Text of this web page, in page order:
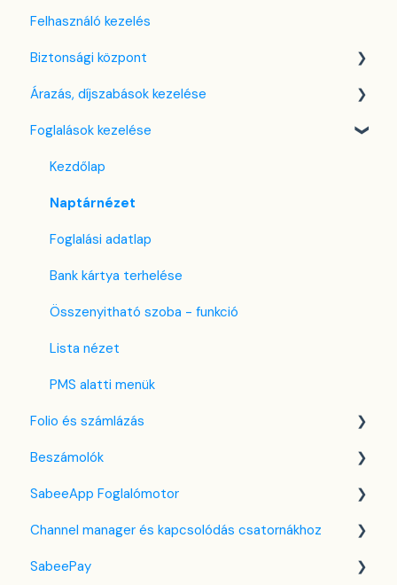
Nyelv beállítások
Cég / Szálláshely beállítások
Adó beállítások
Szabályzatok beállítása
Szobák beállításai
Partnerek
Szolgáltatások
Email sablonok beállítása
Housekeeping
Számla beállítások
Előfizetés
Regisztrációs adatlap
Egyéni mező
Felhasználó kezelés
Biztonsági központ
Kulcsfájl kezelés
Két-faktoros autentikáció (2FA)
Bejelentkezés a SabeeApp fiókba
Árazás, díjszabások kezelése
Díjszabás beállítások
Árttípusok Engedélyezése / Tiltása
CTA / CTD
Kuponok
Foglalások kezelése
Kezdőlap
Naptárnézet
Foglalási adatlap
Bank kártya terhelése
Összenyitható szoba - funkció
Lista nézet
PMS alatti menük
Folio és számlázás
Folio kezelése
Számlákkal kapcsolatos tudnivalók
Több pénznem kezelése
Beszámolók
Front Office Beszámolók
Foglalások & Bevétel
F&B
SabeeApp Foglalómotor
Foglalómotor (4.0)
Korábbi Foglalómotor
Channel manager és kapcsolódás csatornákhoz
Általános tudnivalók a channel manager-ről
SabeePay